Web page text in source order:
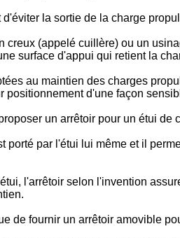
la sortie de la charge
creux (appelé cuillère) ou un
surface d'appui qui retient la
au maintien des charges
positionnement d'une façon
un arrêtoir pour un étui
porté par l'étui lui même et il
l'arrêtoir selon l'invention
de fournir un arrêtoir amovible